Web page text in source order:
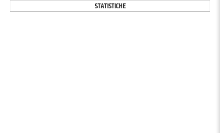
STATISTICHE